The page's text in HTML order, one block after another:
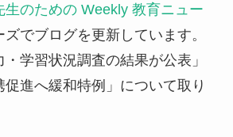
生のための Weekly 教育ニュー
ズでブログを更新しています。
学習状況調査の結果が公表」
促進へ緩和特例」について取り